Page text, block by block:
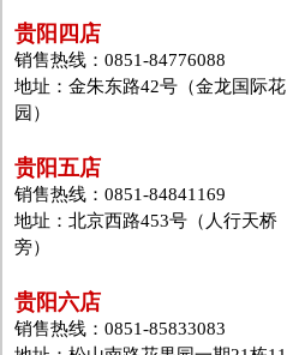
贵阳四店
销售热线：0851-84776088
地址：金朱东路42号（金龙国际花
园）
贵阳五店
销售热线：0851-84841169
地址：北京西路453号（人行天桥
旁）
贵阳六店
销售热线：0851-85833083